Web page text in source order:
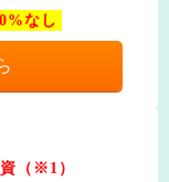
なし
（※1）